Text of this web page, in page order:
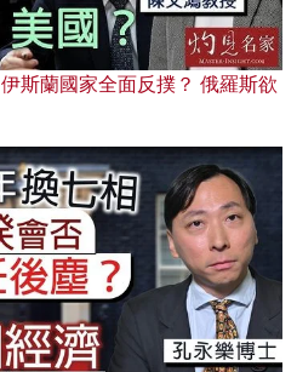
斯蘭國家全面反撲？ 俄羅斯欲